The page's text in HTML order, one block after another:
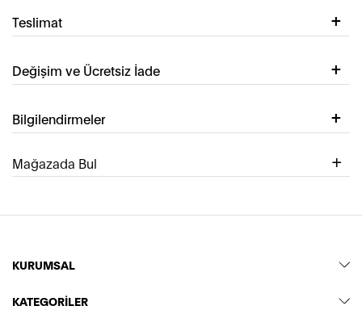
Teslimat
Değişim ve Ücretsiz İade
Bilgilendirmeler
Mağazada Bul
KURUMSAL
KATEGORİLER